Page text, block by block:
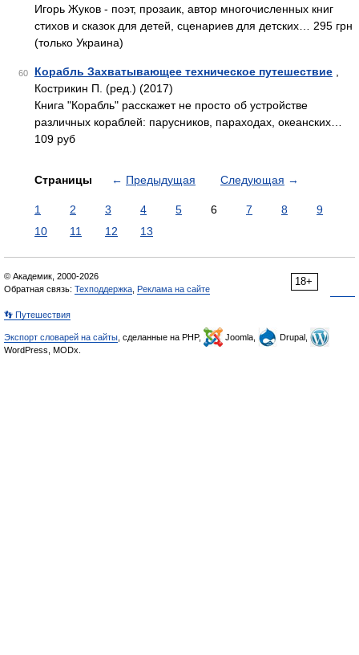
Игорь Жуков - поэт, прозаик, автор многочисленных книг
стихов и сказок для детей, сценариев для детских… 295 грн
(только Украина)
60 Корабль Захватывающее техническое путешествие
Кострикин П. (ред.) (2017)
Книга "Корабль" расскажет не просто об устройстве
различных кораблей: парусников, параходах, океанских…
109 руб
Страницы ← Предыдущая Следующая →
1 2 3 4 5 6 7 8
9
10
11 12 13
18+
© Академик, 2000-2026
Обратная связь: Техподдержка Реклама на сайте
👣 Путешествия
Экспорт словарей на сайты , сделанные на PHP, Joomla,
Drupal,
WordPress, MODx.